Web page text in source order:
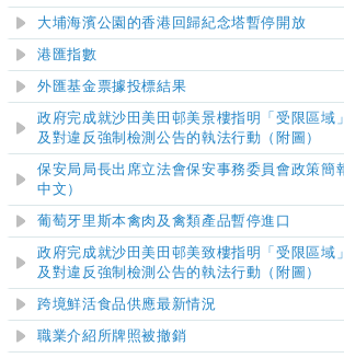
大埔海濱公園的香港回歸紀念塔暫停開放
港匯指數
外匯基金票據投標結果
政府完成就沙田美田邨美景樓指明「受限區域
及對違反強制檢測公告的執法行動（附圖）
保安局局長出席立法會保安事務委員會政策簡
中文）
葡萄牙里斯本禽肉及禽類產品暫停進口
政府完成就沙田美田邨美致樓指明「受限區域
及對違反強制檢測公告的執法行動（附圖）
跨境鮮活食品供應最新情況
職業介紹所牌照被撤銷